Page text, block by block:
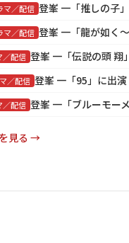
マ／配信 登峯 一「推しの子
マ／配信 登峯 一「龍が如く
／配信 登峯 一「伝説の頭 翔
／配信 登峯 一「95」に出演
／配信 登峯 一「ブルーモー
見る →